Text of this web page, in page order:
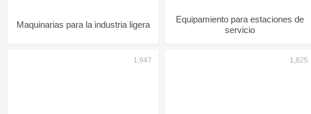
Maquinarias para la industria ligera
Equipamiento para estaciones de
servicio